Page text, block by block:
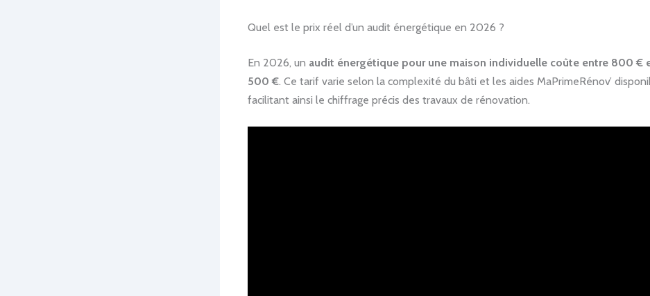
Quel est le prix réel d’un audit énergétique en 2026 ?
En 2026, un audit énergétique pour une maison individuelle coûte entre 800 €
500 €. Ce tarif varie selon la complexité du bâti et les aides MaPrimeRénov’
facilitant ainsi le chiffrage précis des travaux de rénovation.